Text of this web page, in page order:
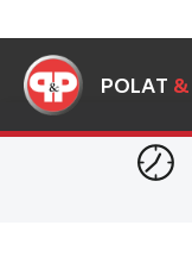
POLAT &